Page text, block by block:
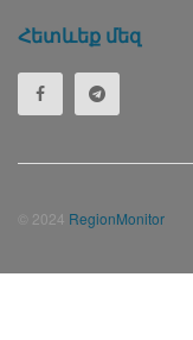
Հետևեք մեզ
© 2024 RegionMonitor